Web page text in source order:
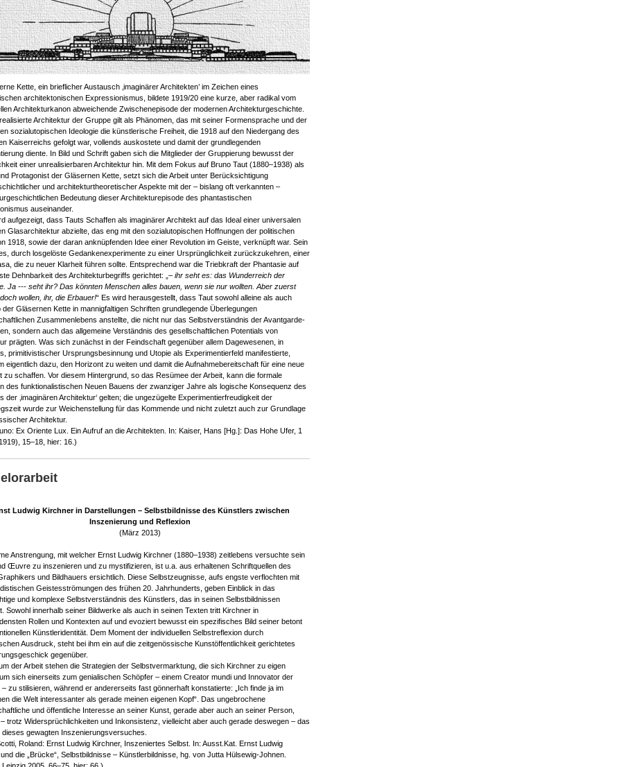
Kette, ein brieflicher Austausch ‚imaginärer Architekten’ im Zeichen eines
architektonischen Expressionismus, bildete 1919/20 eine kurze, aber radikal vom
Architekturkanon abweichende Zwischenepisode der modernen Architekturgeschichte.
Architektur der Gruppe gilt als Phänomen, das mit seiner Formensprache und der
sozialutopischen Ideologie die künstlerische Freiheit, die 1918 auf den Niedergang des
Kaiserreichs gefolgt war, vollends auskostete und damit der grundlegenden
diente. In Bild und Schrift gaben sich die Mitglieder der Gruppierung bewusst der
einer unrealisierbaren Architektur hin. Mit dem Fokus auf Bruno Taut (1880–1938) als
Protagonist der Gläsernen Kette, setzt sich die Arbeit unter Berücksichtigung
und architekturtheoretischer Aspekte mit der – bislang oft verkannten –
Bedeutung dieser Architekturepisode des phantastischen
auseinander.
aufgezeigt, dass Tauts Schaffen als imaginärer Architekt auf das Ideal einer universalen
Glasarchitektur abzielte, das eng mit den sozialutopischen Hoffnungen der politischen
1918, sowie der daran anknüpfenden Idee einer Revolution im Geiste, verknüpft war. Sein
durch losgelöste Gedankenexperimente zu einer Ursprünglichkeit zurückzukehren, einer
die zu neuer Klarheit führen sollte. Entsprechend war die Triebkraft der Phantasie auf
Dehnbarkeit des Architekturbegriffs gerichtet: „ – ihr seht es: das Wunderreich der
Ja --- seht ihr? Das könnten Menschen alles bauen, wenn sie nur wollten. Aber zuerst
wollen, ihr, die Erbauer!“ Es wird herausgestellt, dass Taut sowohl alleine als auch
der Gläsernen Kette in mannigfaltigen Schriften grundlegende Überlegungen
Zusammenlebens anstellte, die nicht nur das Selbstverständnis der Avantgarde-
sondern auch das allgemeine Verständnis des gesellschaftlichen Potentials von
prägten. Was sich zunächst in der Feindschaft gegenüber allem Dagewesenen, in
primitivistischer Ursprungsbesinnung und Utopie als Experimentierfeld manifestierte,
eigentlich dazu, den Horizont zu weiten und damit die Aufnahmebereitschaft für eine neue
zu schaffen. Vor diesem Hintergrund, so das Resümee der Arbeit, kann die formale
des funktionalistischen Neuen Bauens der zwanziger Jahre als logische Konsequenz des
der ‚imaginären Architektur‘ gelten; die ungezügelte Experimentierfreudigkeit der
wurde zur Weichenstellung für das Kommende und nicht zuletzt auch zur Grundlage
Architektur.
Ex Oriente Lux. Ein Aufruf an die Architekten. In: Kaiser, Hans [Hg.]: Das Hohe Ufer, 1
15–18, hier: 16.)
Ludwig Kirchner in Darstellungen – Selbstbildnisse des Künstlers zwischen
Inszenierung und Reflexion
(März 2013)
Anstrengung, mit welcher Ernst Ludwig Kirchner (1880–1938) zeitlebens versuchte sein
Œuvre zu inszenieren und zu mystifizieren, ist u.a. aus erhaltenen Schriftquellen des
und Bildhauers ersichtlich. Diese Selbstzeugnisse, aufs engste verflochten mit
Geistesströmungen des frühen 20. Jahrhunderts, geben Einblick in das
und komplexe Selbstverständnis des Künstlers, das in seinen Selbstbildnissen
Sowohl innerhalb seiner Bildwerke als auch in seinen Texten tritt Kirchner in
Rollen und Kontexten auf und evoziert bewusst ein spezifisches Bild seiner betont
Künstleridentität. Dem Moment der individuellen Selbstreflexion durch
Ausdruck, steht bei ihm ein auf die zeitgenössische Kunstöffentlichkeit gerichtetes
gegenüber.
der Arbeit stehen die Strategien der Selbstvermarktung, die sich Kirchner zu eigen
sich einerseits zum genialischen Schöpfer – einem Creator mundi und Innovator der
– zu stilisieren, während er andererseits fast gönnerhaft konstatierte: „Ich finde ja im
die Welt interessanter als gerade meinen eigenen Kopf“. Das ungebrochene
und öffentliche Interesse an seiner Kunst, gerade aber auch an seiner Person,
trotz Widersprüchlichkeiten und Inkonsistenz, vielleicht aber auch gerade deswegen – das
dieses gewagten Inszenierungsversuches.
Roland: Ernst Ludwig Kirchner, Inszeniertes Selbst. In: Ausst.Kat. Ernst Ludwig
die „Brücke“, Selbstbildnisse – Künstlerbildnisse, hg. von Jutta Hülsewig-Johnen.